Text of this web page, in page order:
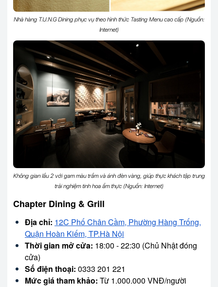
Nhà hàng T.U.N.G Dining phục vụ theo hình thức Tasting Menu cao cấp (Nguồn:
Internet)
Không gian lầu 2 với gam màu trầm và ánh đèn vàng, giúp thực khách tập trung
trải nghiệm tinh hoa ẩm thực (Nguồn: Internet)
Chapter Dining & Grill
Địa chỉ: 12C Phố Chân Cầm, Phường Hàng Trống,
Quận Hoàn Kiếm, TP.Hà Nội
Thời gian mở cửa: 18:00 - 22:30 (Chủ Nhật đóng
cửa)
Số điện thoại: 0333 201 221
Mức giá tham khảo: Từ 1.000.000 VNĐ/người